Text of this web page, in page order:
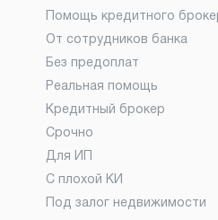
Помощь кредитного
От сотрудников банка
Без предоплат
Реальная помощь
Кредитный брокер
Срочно
Для ИП
С плохой КИ
Под залог недвижимости